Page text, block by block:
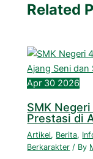
Related
Apr 30 2026
SMK
Prestasi di
Artikel, Berita,
Berkarakter / By